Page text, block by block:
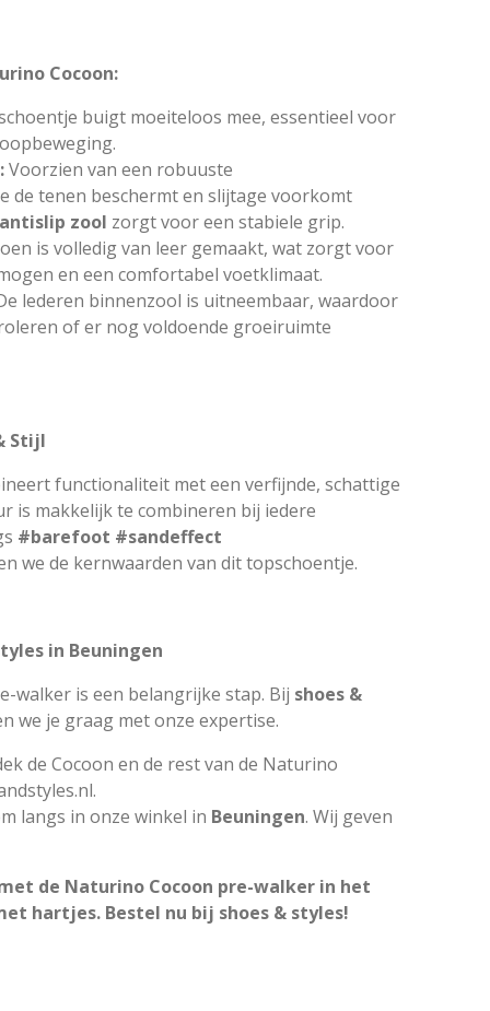
Cocoon:
buigt moeiteloos mee, essentieel voor
Voorzien van een robuuste
de tenen beschermt en slijtage voorkomt
antislip zool zorgt voor een stabiele grip.
is volledig van leer gemaakt, wat zorgt voor
en een comfortabel voetklimaat.
lederen binnenzool is uitneembaar, waardoor
of er nog voldoende groeiruimte
Stijl
functionaliteit met een verfijnde, schattige
is makkelijk te combineren bij iedere
#barefoot #sandeffect
we de kernwaarden van dit topschoentje.
in Beuningen
walker is een belangrijke stap. Bij shoes &
we je graag met onze expertise.
de Cocoon en de rest van de Naturino
.
langs in onze winkel in Beuningen. Wij geven
de Naturino Cocoon pre-walker in het
hartjes. Bestel nu bij shoes & styles!